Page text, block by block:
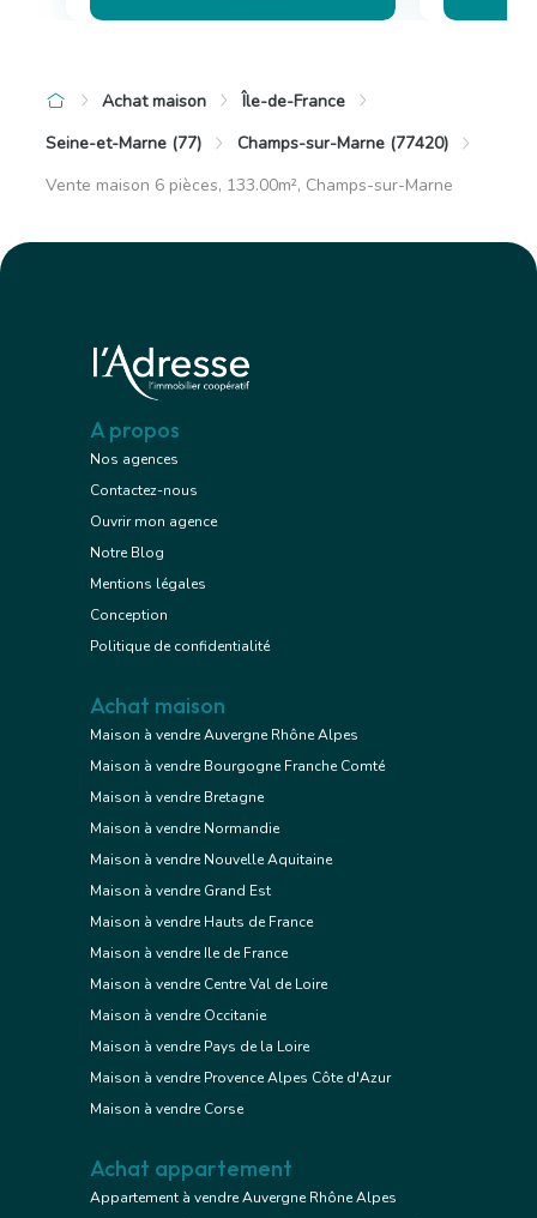
Achat maison
Île-de-France
Seine-et-Marne (77)
Champs-sur-Marne (77420)
Vente maison 6 pièces, 133.00m², Champs-sur-Marne
A propos
Nos agences
Contactez-nous
Ouvrir mon agence
Notre Blog
Mentions légales
Conception
Politique de confidentialité
Achat maison
Maison à vendre Auvergne Rhône Alpes
Maison à vendre Bourgogne Franche Comté
Maison à vendre Bretagne
Maison à vendre Normandie
Maison à vendre Nouvelle Aquitaine
Maison à vendre Grand Est
Maison à vendre Hauts de France
Maison à vendre Ile de France
Maison à vendre Centre Val de Loire
Maison à vendre Occitanie
Maison à vendre Pays de la Loire
Maison à vendre Provence Alpes Côte d'Azur
Maison à vendre Corse
Achat appartement
Appartement à vendre Auvergne Rhône Alpes